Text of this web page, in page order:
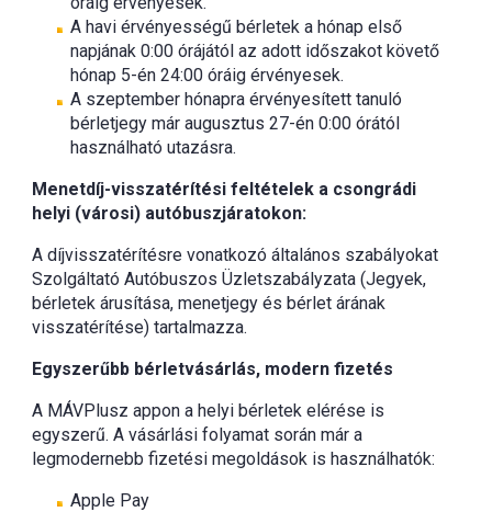
A havi érvényességű bérletek a hónap első
napjának 0:00 órájától az adott időszakot követő
hónap 5-én 24:00 óráig érvényesek.
A szeptember hónapra érvényesített tanuló
bérletjegy már augusztus 27-én 0:00 órától
használható utazásra.
Menetdíj-visszatérítési feltételek a csongrádi
helyi (városi) autóbuszjáratokon:
A díjvisszatérítésre vonatkozó általános szabályokat
Szolgáltató Autóbuszos Üzletszabályzata (Jegyek,
bérletek árusítása, menetjegy és bérlet árának
visszatérítése) tartalmazza.
Egyszerűbb bérletvásárlás, modern fizetés
A MÁVPlusz appon a helyi bérletek elérése is
egyszerű. A vásárlási folyamat során már a
legmodernebb fizetési megoldások is használhatók:
Apple Pay